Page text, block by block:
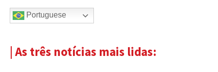
Portuguese
| As três notícias mais lidas: